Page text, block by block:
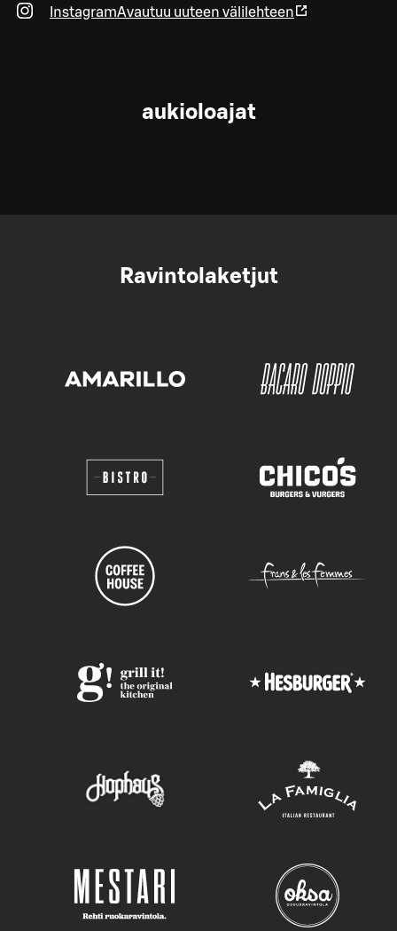
InstagramAvautuu uuteen välilehteen
aukioloajat
Ravintolaketjut